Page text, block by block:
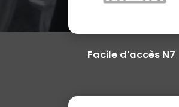
Facile d'accès N7